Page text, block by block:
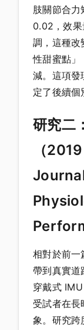
肢關節合
0.02，效
調，這種改
性甜蜜點」
減。這項發
定了後續個
研究二
（
相對於前一
帶到真實
穿戴式
受試者在
象。研究跨